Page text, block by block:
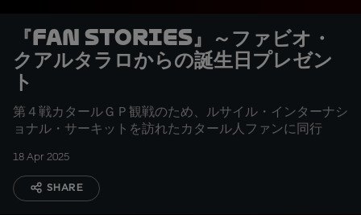
『Fan Stories』～ファビオ・
クアルタラロからの誕生日プレゼン
ト
第４戦カタールＧＰ観戦のため、ルサイル・インターナシ
ョナル・サーキットを訪れたカタール人ファンに同行
18 Apr 2025
SHARE